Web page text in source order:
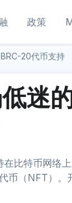
政策
20代币支持
迷
比特币网络
币（NFT）